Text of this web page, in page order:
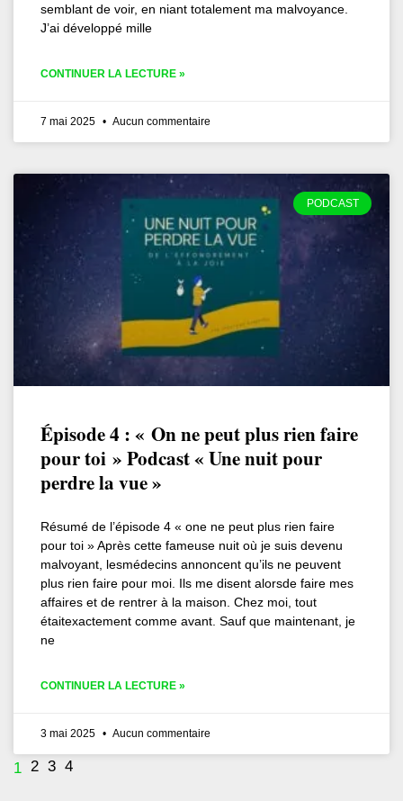
semblant de voir, en niant totalement ma malvoyance.
J’ai développé mille
CONTINUER LA LECTURE »
7 mai 2025 Aucun commentaire
PODCAST
Épisode 4 : « On ne peut plus rien faire
pour toi » Podcast « Une nuit pour
perdre la vue »
Résumé de l’épisode 4 « one ne peut plus rien faire
pour toi » Après cette fameuse nuit où je suis devenu
malvoyant, lesmédecins annoncent qu’ils ne peuvent
plus rien faire pour moi. Ils me disent alorsde faire mes
affaires et de rentrer à la maison. Chez moi, tout
étaitexactement comme avant. Sauf que maintenant, je
ne
CONTINUER LA LECTURE »
3 mai 2025 Aucun commentaire
1 2 3 4